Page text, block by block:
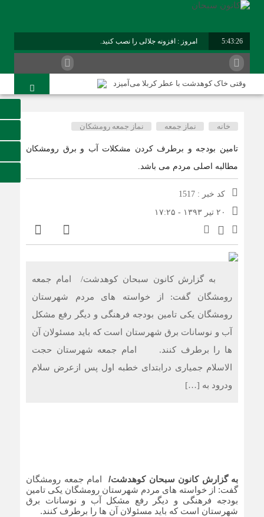
5:43:26 امروز : افزونه جلالی را نصب کنید.
وقتی خاک کوهدشت با عطر کربلا می‌آمیزد
هلاکت چهار شرور مسلح وکشف ۷۰۰ کیلوگرم مواد مخدر
شورای پیشگیری از وقوع جرم کوهدشت برگزار شد
سوداگران مرگ در تور اطلاعاتی عملیاتی تکاوران فراجا
کوهدشت در آستانه اربعین؛ از آمادگی زیرساختی تا آمادگی
مردمی
تحول در زیرساخت‌های جاده‌ای کوهدشت برای تسهیل تردد
زائران اربعین
خانه نماز جمعه نماز جمعه رومشکان
تامین بودجه و برطرف کردن مشکلات آب و برق رومشکان
مطالبه اصلی مردم می باشد.
کد خبر : 1517
۲۰ تیر ۱۳۹۳ - ۱۷:۲۵
به گزارش کانون سبحان کوهدشت/ امام جمعه
رومشگان گفت: از خواسته های مردم شهرستان
رومشگان یکی تامین بودجه فرهنگی و دیگر رفع مشکل
آب و نوسانات برق شهرستان است که باید مسئولان آن
ها را برطرف کنند. امام جمعه شهرستان حجت
الاسلام جمیاری درابتدای خطبه اول پس ازعرض سلام
ودرود به […]
به گزارش کانون سبحان کوهدشت/ امام جمعه رومشگان
گفت: از خواسته های مردم شهرستان رومشگان یکی تامین
بودجه فرهنگی و دیگر رفع مشکل آب و نوسانات برق
شهرستان است که باید مسئولان آن ها را برطرف کنند.